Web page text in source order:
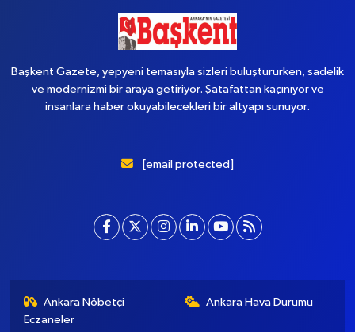
Başkent Gazete, yepyeni temasıyla sizleri buluştururken, sadelik
ve modernizmi bir araya getiriyor. Şatafattan kaçınıyor ve
insanlara haber okuyabilecekleri bir altyapı sunuyor.
[email protected]
Ankara Nöbetçi
Eczaneler
Ankara Hava Durumu